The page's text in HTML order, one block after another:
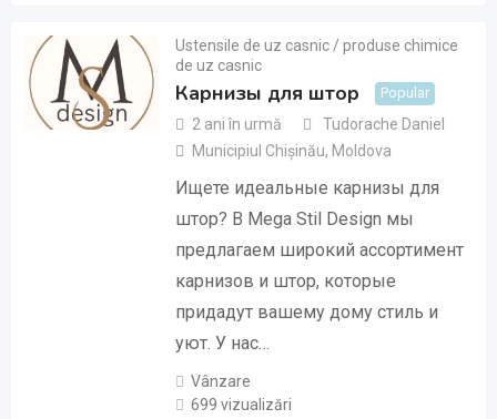
Ustensile de uz casnic / produse chimice
de uz casnic
Карнизы для штор Popular
2 ani în urmă
Tudorache Daniel
Municipiul Chișinău, Moldova
Ищете идеальные карнизы для
штор? В Mega Stil Design мы
предлагаем широкий ассортимент
карнизов и штор, которые
придадут вашему дому стиль и
уют. У нас…
Vânzare
699 vizualizări